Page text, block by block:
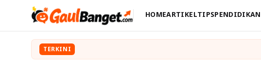
HOMEARTIKELTIPSPENDIDIKAN
TERKINI